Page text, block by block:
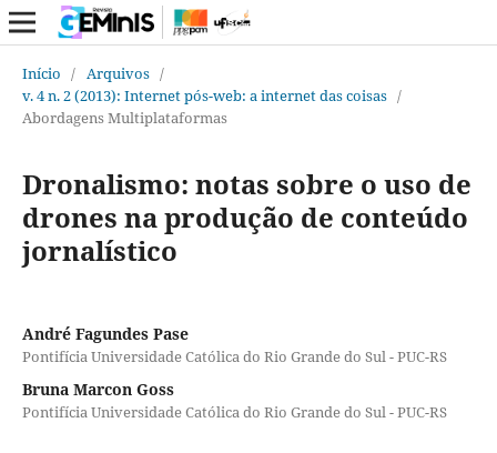
Início / Arquivos /
v. 4 n. 2 (2013): Internet pós-web: a internet das coisas /
Abordagens Multiplataformas
Dronalismo: notas sobre o uso de
drones na produção de conteúdo
jornalístico
André Fagundes Pase
Pontifícia Universidade Católica do Rio Grande do Sul - PUC-RS
Bruna Marcon Goss
Pontifícia Universidade Católica do Rio Grande do Sul - PUC-RS